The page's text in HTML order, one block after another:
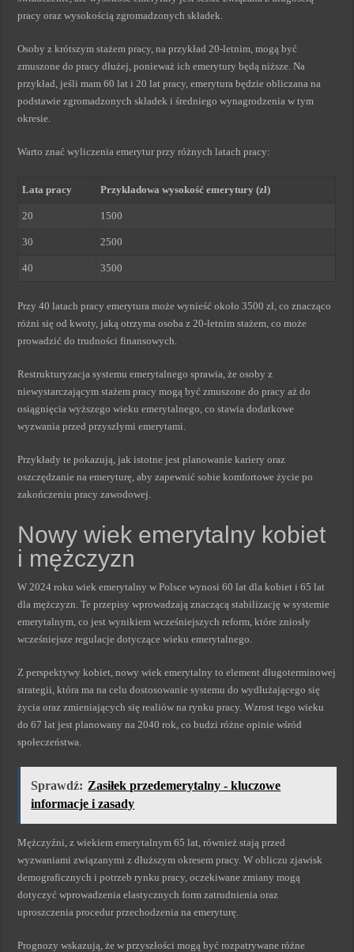
pracy oraz wysokością zgromadzonych składek.
Osoby z krótszym stażem pracy, na przykład 20-letnim, mogą być
zmuszone do pracy dłużej, ponieważ ich emerytury będą niższe. Na
przykład, jeśli mam 60 lat i 20 lat pracy, emerytura będzie obliczana na
podstawie zgromadzonych składek i średniego wynagrodzenia w tym
okresie.
Warto znać wyliczenia emerytur przy różnych latach pracy:
Lata pracy Przykładowa wysokość emerytury (zł)
20 1500
30 2500
40 3500
Przy 40 latach pracy emerytura może wynieść około 3500 zł, co znacząco
różni się od kwoty, jaką otrzyma osoba z 20-letnim stażem, co może
prowadzić do trudności finansowych.
Restrukturyzacja systemu emerytalnego sprawia, że osoby z
niewystarczającym stażem pracy mogą być zmuszone do pracy aż do
osiągnięcia wyższego wieku emerytalnego, co stawia dodatkowe
wyzwania przed przyszłymi emerytami.
Przykłady te pokazują, jak istotne jest planowanie kariery oraz
oszczędzanie na emeryturę, aby zapewnić sobie komfortowe życie po
zakończeniu pracy zawodowej.
Nowy wiek emerytalny kobiet
i mężczyzn
W 2024 roku wiek emerytalny w Polsce wynosi 60 lat dla kobiet i 65 lat
dla mężczyzn. Te przepisy wprowadzają znaczącą stabilizację w systemie
emerytalnym, co jest wynikiem wcześniejszych reform, które zniosły
wcześniejsze regulacje dotyczące wieku emerytalnego.
Z perspektywy kobiet, nowy wiek emerytalny to element długoterminowej
strategii, która ma na celu dostosowanie systemu do wydłużającego się
życia oraz zmieniających się realiów na rynku pracy. Wzrost tego wieku
do 67 lat jest planowany na 2040 rok, co budzi różne opinie wśród
społeczeństwa.
Sprawdź: Zasiłek przedemerytalny - kluczowe
informacje i zasady
Mężczyźni, z wiekiem emerytalnym 65 lat, również stają przed
wyzwaniami związanymi z dłuższym okresem pracy. W obliczu zjawisk
demograficznych i potrzeb rynku pracy, oczekiwane zmiany mogą
dotyczyć wprowadzenia elastycznych form zatrudnienia oraz
uproszczenia procedur przechodzenia na emeryturę.
Prognozy wskazują, że w przyszłości mogą być rozpatrywane różne